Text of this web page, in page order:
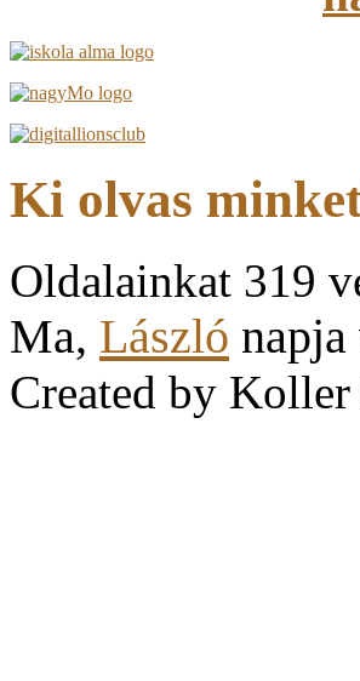
Ki olvas
Oldalainkat 319
Ma, László
Created by